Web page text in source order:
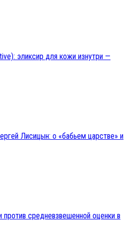
эликсир для кожи изнутри —
Лисицын: о «бабьем царстве» и
против средневзвешенной оценки в